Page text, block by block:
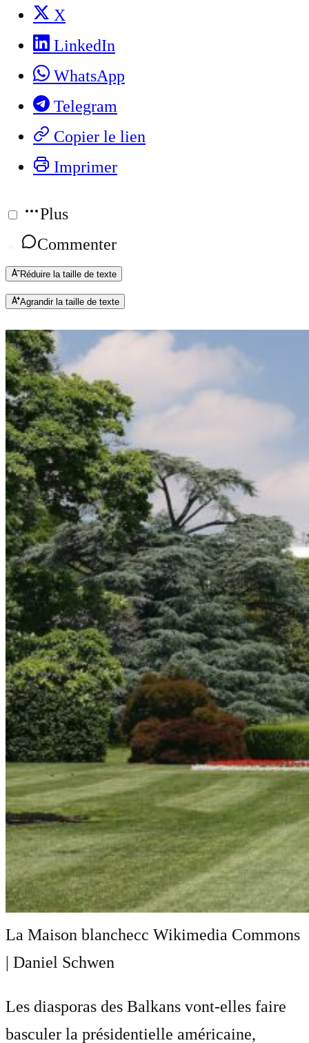
X
LinkedIn
WhatsApp
Telegram
Copier le lien
Imprimer
Plus
Commenter
Réduire la taille de texte
Agrandir la taille de texte
La Maison blanchecc Wikimedia Commons
| Daniel Schwen
Les diasporas des Balkans vont-elles faire
basculer la présidentielle américaine,